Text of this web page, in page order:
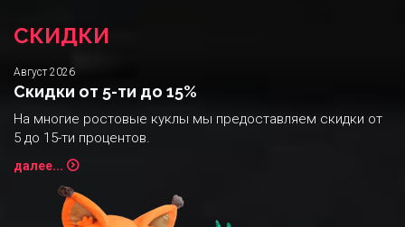
СКИДКИ
Август 2026
Скидки от 5-ти до 15%
На многие ростовые куклы мы предоставляем скидки от
5 до 15-ти процентов.
далее...